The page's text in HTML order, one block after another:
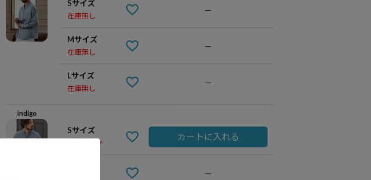
Sサイズ
在庫無し
—
Mサイズ
在庫無し
—
Lサイズ
在庫無し
—
indigo
Sサイズ
残りわずか
カートに入れる
—